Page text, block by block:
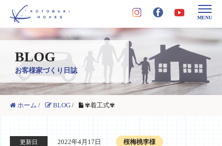
MENU
BLOG
お客様家づくり日誌
ホーム / BLOG / ✾着工式✾
更新日 2022年4月17日
桜梅桃李様